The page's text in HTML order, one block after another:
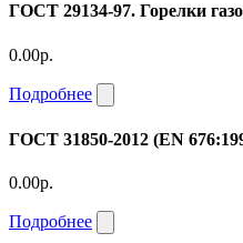
ГОСТ 29134-97. Горелки
0.00р.
Подробнее
ГОСТ 31850-2012 (EN
0.00р.
Подробнее